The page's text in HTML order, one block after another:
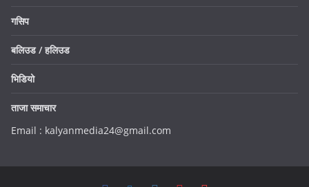
गसिप
बलिउड / हलिउड
भिडियो
ताजा समाचार
Email : kalyanmedia24@gmail.com